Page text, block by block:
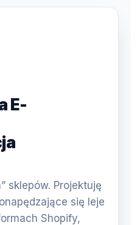
E-
sklepów. Projektuję
się leje
Shopify,